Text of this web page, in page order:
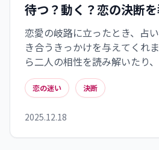
待つ？動く？恋の決断
恋愛の岐路に立ったとき、占
き合うきっかけを与えてくれ
ら二人の相性を読み解いたり
の本当の気持ちを確認したり
行動のタイミングが見えてきま
的には自分の直感を信じて恋
気を持ちましょう。占いは単
恋の迷い 決断
2025.12.18